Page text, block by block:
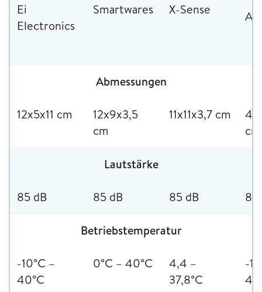
Ei
Electronics
Smartwares X-Sense
Abmessungen
12x5x11 cm
12x9x3,5
cm
11x11x3,7 cm
cm
Lautstärke
85 dB 85 dB 85 dB 85
Betriebstemperatur
-10°C –
40°C
0°C – 40°C
4,4 –
37,8°C
-